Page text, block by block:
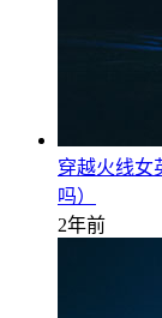
穿越火线女
吗）
2年前